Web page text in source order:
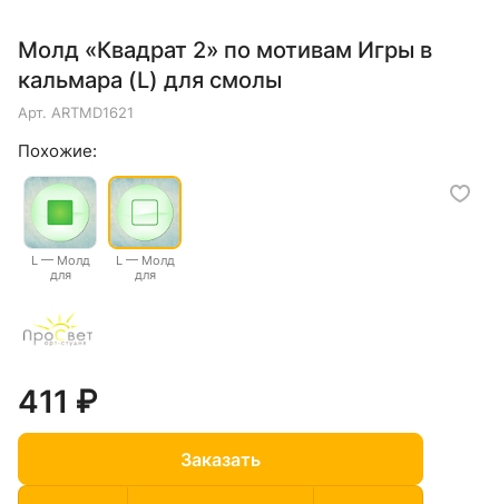
Молд «Квадрат 2» по мотивам Игры в
кальмара (L) для смолы
Арт. ARTMD1621
Похожие:
L — Молд
для
"Квадрат 1"
по мотивам
Игры в
L — Молд
для
411 ₽
Заказать